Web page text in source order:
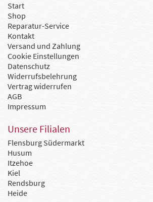
Start
Shop
Reparatur-Service
Kontakt
Versand und Zahlung
Cookie Einstellungen
Datenschutz
Widerrufsbelehrung
Vertrag widerrufen
AGB
Impressum
Unsere Filialen
Flensburg Südermarkt
Husum
Itzehoe
Kiel
Rendsburg
Heide